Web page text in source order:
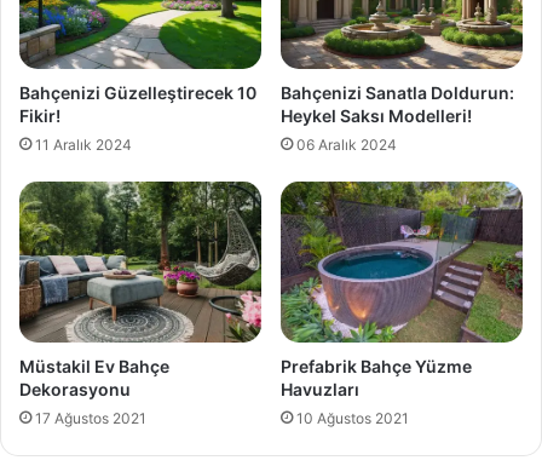
Bahçenizi Güzelleştirecek 10
Fikir!
11 Aralık 2024
Bahçenizi Sanatla Doldurun:
Heykel Saksı Modelleri!
06 Aralık 2024
Müstakil Ev Bahçe
Dekorasyonu
17 Ağustos 2021
Prefabrik Bahçe Yüzme
Havuzları
10 Ağustos 2021